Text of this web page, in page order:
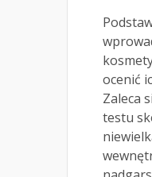
ocenić
Zaleca
testu